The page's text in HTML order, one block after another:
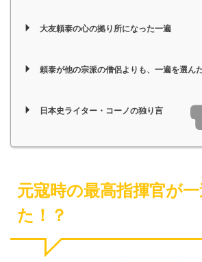
大友頼泰の心の拠り所になった一遍
頼泰が他の宗派の僧侶よりも、一遍を選ん
日本史ライター・コーノの独り言
元寇時の最高指揮官が
た！？